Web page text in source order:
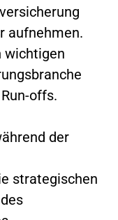
aufnehmen.
wichtigen
offs.
der
strategischen